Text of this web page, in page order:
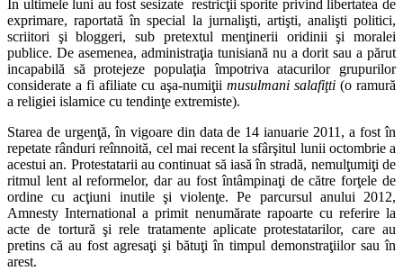
În ultimele luni au fost sesizate restricţii sporite privind libertatea de
exprimare, raportată în special la jurnalişti, artişti, analişti politici,
scriitori şi bloggeri, sub pretextul menţinerii oridinii şi moralei
publice. De asemenea, administraţia tunisiană nu a dorit sau a părut
incapabilă să protejeze populaţia împotriva atacurilor grupurilor
considerate a fi afiliate cu aşa-numiţii musulmani salafiţti(o ramură
a religiei islamice cu tendinţe extremiste).
Starea de urgenţă, în vigoare din data de 14 ianuarie 2011, a fost în
repetate rânduri reînnoită, cel mai recent la sfârşitul lunii octombrie a
acestui an. Protestatarii au continuat să iasă în stradă, nemulţumiţi de
ritmul lent al reformelor, dar au fost întâmpinaţi de către forţele de
ordine cu acţiuni inutile şi violenţe. Pe parcursul anului 2012,
Amnesty International a primit nenumărate rapoarte cu referire la
acte de tortură şi rele tratamente aplicate protestatarilor, care au
pretins că au fost agresaţi şi bătuţi în timpul demonstraţiilor sau în
arest.